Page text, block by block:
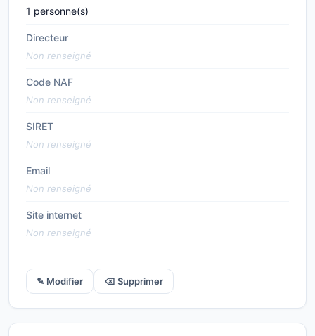
1 personne(s)
Directeur
Non renseigné
Code NAF
Non renseigné
SIRET
Non renseigné
Email
Non renseigné
Site internet
Non renseigné
✎ Modifier ⌫ Supprimer